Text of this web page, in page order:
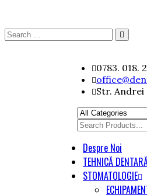
Search
0783. 018.
Str. Andrei
Search
Despre Noi
TEHNICĂ
STOMATOLOGIE